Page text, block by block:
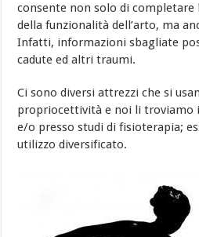
consente non solo di
della funzionalità dell’arto, ma
Infatti, informazioni sbagliate
cadute ed altri traumi.
Ci sono diversi attrezzi che si
propriocettività e noi li troviamo
e/o presso studi di fisioterapia;
utilizzo diversificato.